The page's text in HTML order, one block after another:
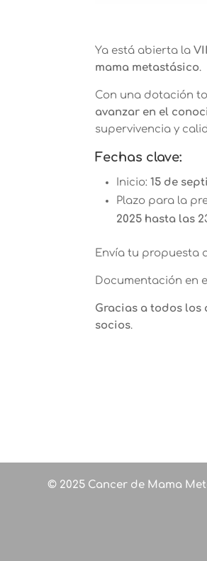
Ya está abierta la
mama metastásico.
Con una dotación
avanzar en el
supervivencia y
Fechas clave:
Inicio:15 de
Plazo para la
2025 hasta las
Envía tu propuesta
Documentación en
Gracias a todos los
socios.
© 2025 Cancer de Mama